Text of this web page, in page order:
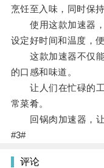
烹饪至入味，同时保
使用这款加速器，
设定好时间和温度，
这款加速器不仅能
的口感和味道。
让人们在忙碌的工
常菜肴。
回锅肉加速器，让
#3#
评论